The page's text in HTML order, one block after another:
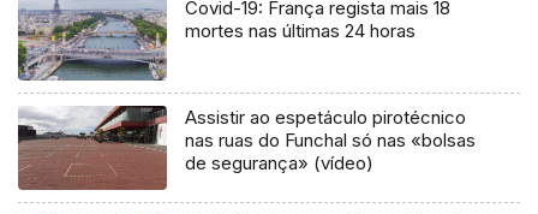
Covid-19: França regista mais 18
mortes nas últimas 24 horas
Assistir ao espetáculo pirotécnico
nas ruas do Funchal só nas «bolsas
de segurança» (vídeo)